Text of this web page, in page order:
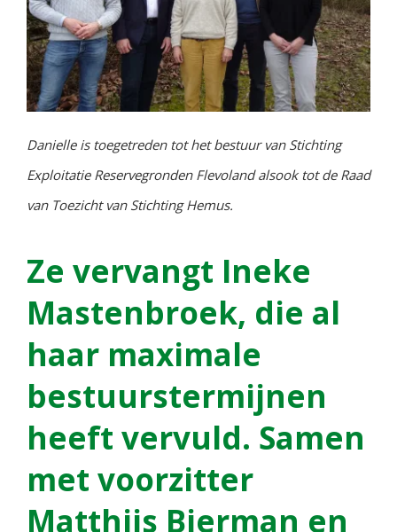
Danielle is toegetreden tot het bestuur van Stichting
Exploitatie Reservegronden Flevoland alsook tot de Raad
van Toezicht van Stichting Hemus.
Ze vervangt Ineke
Mastenbroek, die al
haar maximale
bestuurstermijnen
heeft vervuld. Samen
met voorzitter
Matthijs Bierman en